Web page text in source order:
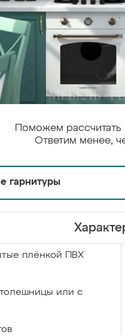
Поможем рассчитать
Ответим менее,
гарнитуры
плёнкой ПВХ
или с